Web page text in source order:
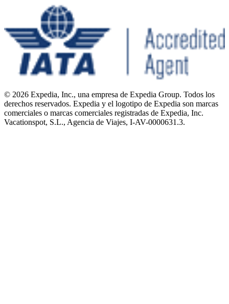
© 2026 Expedia, Inc., una empresa de Expedia Group. Todos los
derechos reservados. Expedia y el logotipo de Expedia son marcas
comerciales o marcas comerciales registradas de Expedia, Inc.
Vacationspot, S.L., Agencia de Viajes, I-AV-0000631.3.